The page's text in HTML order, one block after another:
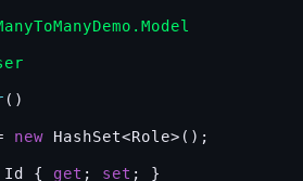
( )
new HashSet<Role>();
Id { get ; set ; }